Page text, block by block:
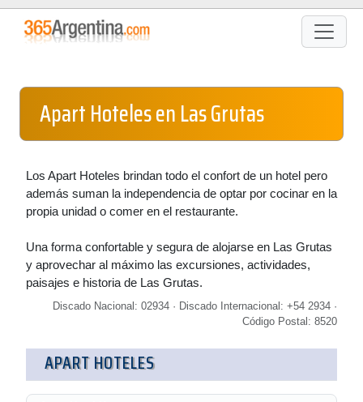
Apart Hoteles en Las Grutas
Los Apart Hoteles brindan todo el confort de un hotel pero
además suman la independencia de optar por cocinar en la
propia unidad o comer en el restaurante.
Una forma confortable y segura de alojarse en Las Grutas
y aprovechar al máximo las excursiones, actividades,
paisajes e historia de Las Grutas.
Discado Nacional: 02934 · Discado Internacional: +54 2934 ·
Código Postal: 8520
APART HOTELES